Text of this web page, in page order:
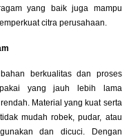
yang baik juga mampu
citra perusahaan.
berkualitas dan proses
yang jauh lebih lama
Material yang kuat serta
mudah robek, pudar, atau
dan dicuci. Dengan